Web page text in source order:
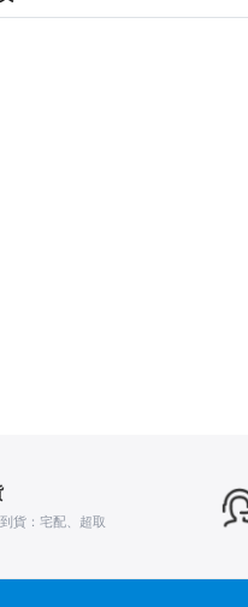
貨：宅配、超取